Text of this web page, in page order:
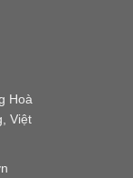
Hoà
Việt